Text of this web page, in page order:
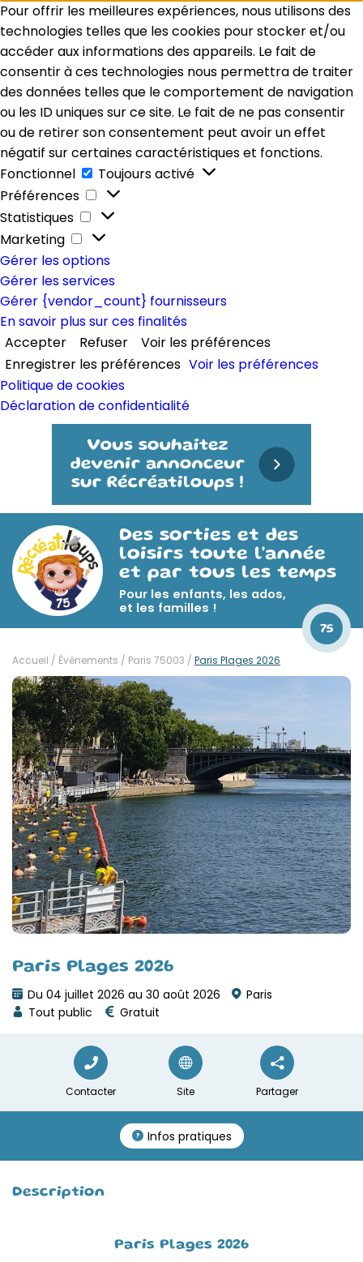
Pour offrir les meilleures expériences, nous utilisons des
technologies telles que les cookies pour stocker et/ou
accéder aux informations des appareils. Le fait de
consentir à ces technologies nous permettra de traiter
des données telles que le comportement de navigation
ou les ID uniques sur ce site. Le fait de ne pas consentir
ou de retirer son consentement peut avoir un effet
négatif sur certaines caractéristiques et fonctions.
Fonctionnel
Fonctionnel
Toujours activé
Préférences
Préférences
Statistiques
Statistiques
Marketing
Marketing
Gérer les options
Gérer les services
Gérer {vendor_count} fournisseurs
En savoir plus sur ces finalités
Accepter
Refuser
Voir les préférences
Enregistrer les préférences Voir les préférences
Politique de cookies
Déclaration de confidentialité
Des sorties et des
loisirs toute l'année
et par tous les temps
Pour les enfants, les ados,
et les familles !
75
Paris Plages 2026
Du 04 juillet 2026 au 30 août 2026
Paris
Tout public
Gratuit
Accueil / Évènements / Paris 75003 / Paris Plages 2026
Contacter Site Partager
Infos pratiques
Description
Paris Plages 2026